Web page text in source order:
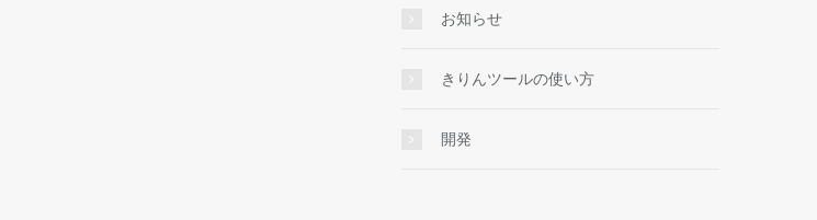
お知らせ
きりんツールの使い方
開発